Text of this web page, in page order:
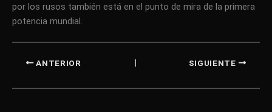
por los rusos también está en el punto de mira de la primera
potencia mundial.
ANTERIOR SIGUIENTE